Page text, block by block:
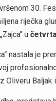
30.
riječka
u
nastala je
Oliveru Baljak